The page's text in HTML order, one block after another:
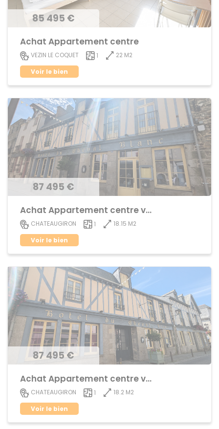
85 495 €
Achat Appartement centre
VEZIN LE COQUET 1
22 M2
Voir le bien
87 495 €
Achat Appartement centre ville
CHATEAUGIRON 1
18.15 M2
Voir le bien
87 495 €
Achat Appartement centre ville
CHATEAUGIRON 1
18.2 M2
Voir le bien